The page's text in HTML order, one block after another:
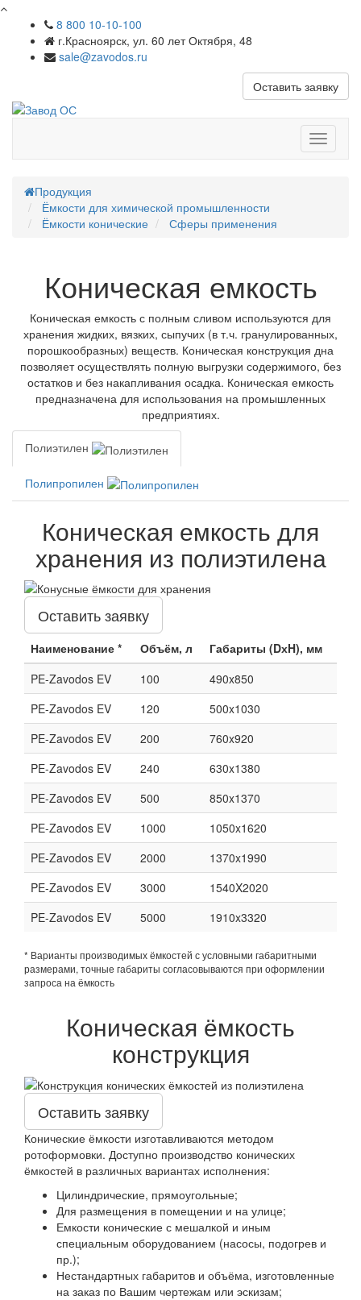
8 800 10-10-100
г.Красноярск, ул. 60 лет Октября, 48
sale@zavodos.ru
Оставить заявку
меню
Продукция
Ёмкости для химической промышленности
Ёмкости конические
Сферы применения
Коническая емкость
Коническая емкость с полным сливом используются для
хранения жидких, вязких, сыпучих (в т.ч. гранулированных,
порошкообразных) веществ. Коническая конструкция дна
позволяет осуществлять полную выгрузки содержимого, без
остатков и без накапливания осадка. Коническая емкость
предназначена для использования на промышленных
предприятиях.
Полиэтилен
Полипропилен
Коническая емкость для
хранения из полиэтилена
Оставить заявку
Наименование * Объём, л
Габариты (DхH), мм
PE-Zavodos EV
100
490x850
PE-Zavodos EV
120
500x1030
PE-Zavodos EV
200
760x920
PE-Zavodos EV
240
630x1380
PE-Zavodos EV
500
850x1370
PE-Zavodos EV
1000
1050x1620
PE-Zavodos EV
2000
1370x1990
PE-Zavodos EV
3000
1540X2020
PE-Zavodos EV
5000 1910x3320
* Варианты производимых ёмкостей с условными габаритными
размерами, точные габариты согласовываются при оформлении
запроса на ёмкость
Коническая ёмкость
конструкция
Оставить заявку
Конические ёмкости изготавливаются методом
ротоформовки. Доступно производство конических
ёмкостей в различных вариантах исполнения:
Цилиндрические, прямоугольные;
Для размещения в помещении и на улице;
Емкости конические с мешалкой и иным
специальным оборудованием (насосы, подогрев и
пр.);
Нестандартных габаритов и объёма, изготовленные
на заказ по Вашим чертежам или эскизам;